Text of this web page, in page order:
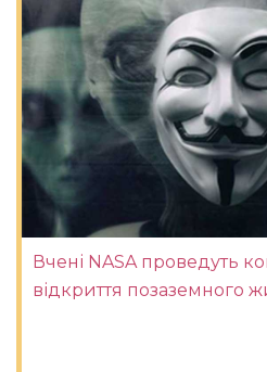
Вчені NASA проведуть
відкриття позаземного